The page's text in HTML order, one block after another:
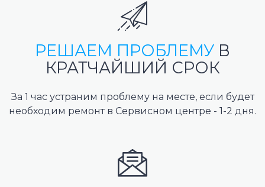
РЕШАЕМ ПРОБЛЕМУ В
КРАТЧАЙШИЙ СРОК
За 1 час устраним проблему на месте, если будет
необходим ремонт в Сервисном центре - 1-2 дня.